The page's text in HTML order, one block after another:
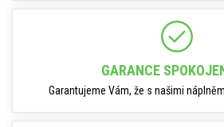
GARANCE
Garantujeme Vám, že s našimi